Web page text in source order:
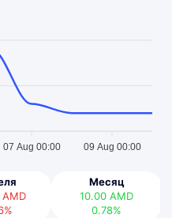
07 Aug 00:00 09 Aug 00:00
AMD
Месяц
10.00 AMD
0.78%